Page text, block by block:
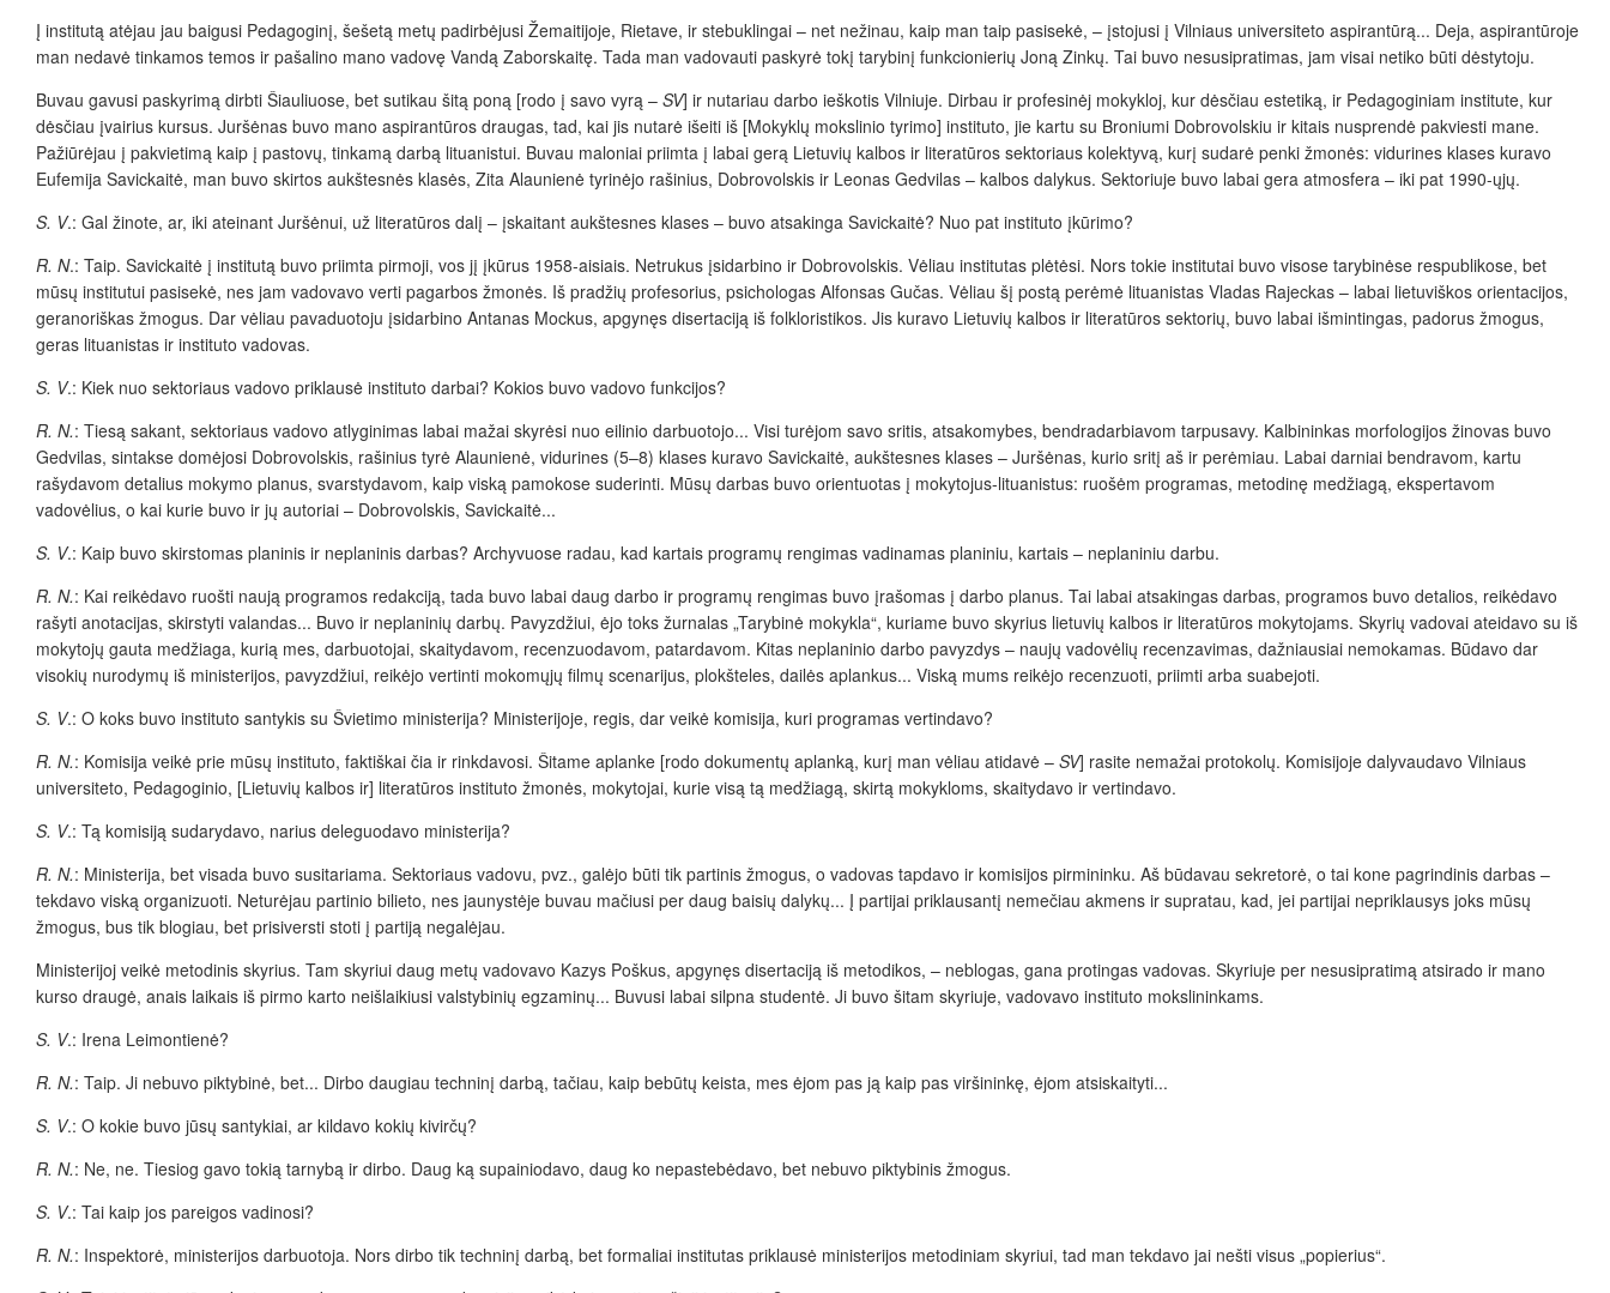
Į institutą atėjau jau baigusi Pedagoginį, šešetą metų padirbėjusi Žemaitijoje, Rietave, ir stebuklingai – net nežinau, kaip man taip pasisekė, – įstojusi į Vilniaus universiteto aspirantūrą... Deja, aspirantūroje
man nedavė tinkamos temos ir pašalino mano vadovę Vandą Zaborskaitę. Tada man vadovauti paskyrė tokį tarybinį funkcionierių Joną Zinkų. Tai buvo nesusipratimas, jam visai netiko būti dėstytoju.
Buvau gavusi paskyrimą dirbti Šiauliuose, bet sutikau šitą poną [rodo į savo vyrą – SV] ir nutariau darbo ieškotis Vilniuje. Dirbau ir profesinėj mokykloj, kur dėsčiau estetiką, ir Pedagoginiam institute, kur
dėsčiau įvairius kursus. Juršėnas buvo mano aspirantūros draugas, tad, kai jis nutarė išeiti iš [Mokyklų mokslinio tyrimo] instituto, jie kartu su Broniumi Dobrovolskiu ir kitais nusprendė pakviesti mane.
Pažiūrėjau į pakvietimą kaip į pastovų, tinkamą darbą lituanistui. Buvau maloniai priimta į labai gerą Lietuvių kalbos ir literatūros sektoriaus kolektyvą, kurį sudarė penki žmonės: vidurines klases kuravo
Eufemija Savickaitė, man buvo skirtos aukštesnės klasės, Zita Alaunienė tyrinėjo rašinius, Dobrovolskis ir Leonas Gedvilas – kalbos dalykus. Sektoriuje buvo labai gera atmosfera – iki pat 1990-ųjų.
S. V.: Gal žinote, ar, iki ateinant Juršėnui, už literatūros dalį – įskaitant aukštesnes klases – buvo atsakinga Savickaitė? Nuo pat instituto įkūrimo?
R. N.: Taip. Savickaitė į institutą buvo priimta pirmoji, vos jį įkūrus 1958-aisiais. Netrukus įsidarbino ir Dobrovolskis. Vėliau institutas plėtėsi. Nors tokie institutai buvo visose tarybinėse respublikose, bet
mūsų institutui pasisekė, nes jam vadovavo verti pagarbos žmonės. Iš pradžių profesorius, psichologas Alfonsas Gučas. Vėliau šį postą perėmė lituanistas Vladas Rajeckas – labai lietuviškos orientacijos,
geranoriškas žmogus. Dar vėliau pavaduotoju įsidarbino Antanas Mockus, apgynęs disertaciją iš folkloristikos. Jis kuravo Lietuvių kalbos ir literatūros sektorių, buvo labai išmintingas, padorus žmogus,
geras lituanistas ir instituto vadovas.
S. V.: Kiek nuo sektoriaus vadovo priklausė instituto darbai? Kokios buvo vadovo funkcijos?
R. N.: Tiesą sakant, sektoriaus vadovo atlyginimas labai mažai skyrėsi nuo eilinio darbuotojo... Visi turėjom savo sritis, atsakomybes, bendradarbiavom tarpusavy. Kalbininkas morfologijos žinovas buvo
Gedvilas, sintakse domėjosi Dobrovolskis, rašinius tyrė Alaunienė, vidurines (5–8) klases kuravo Savickaitė, aukštesnes klases – Juršėnas, kurio sritį aš ir perėmiau. Labai darniai bendravom, kartu
rašydavom detalius mokymo planus, svarstydavom, kaip viską pamokose suderinti. Mūsų darbas buvo orientuotas į mokytojus-lituanistus: ruošėm programas, metodinę medžiagą, ekspertavom
vadovėlius, o kai kurie buvo ir jų autoriai – Dobrovolskis, Savickaitė...
S. V.: Kaip buvo skirstomas planinis ir neplaninis darbas? Archyvuose radau, kad kartais programų rengimas vadinamas planiniu, kartais – neplaniniu darbu.
R. N.: Kai reikėdavo ruošti naują programos redakciją, tada buvo labai daug darbo ir programų rengimas buvo įrašomas į darbo planus. Tai labai atsakingas darbas, programos buvo detalios, reikėdavo
rašyti anotacijas, skirstyti valandas... Buvo ir neplaninių darbų. Pavyzdžiui, ėjo toks žurnalas „Tarybinė mokykla“, kuriame buvo skyrius lietuvių kalbos ir literatūros mokytojams. Skyrių vadovai ateidavo su iš
mokytojų gauta medžiaga, kurią mes, darbuotojai, skaitydavom, recenzuodavom, patardavom. Kitas neplaninio darbo pavyzdys – naujų vadovėlių recenzavimas, dažniausiai nemokamas. Būdavo dar
visokių nurodymų iš ministerijos, pavyzdžiui, reikėjo vertinti mokomųjų filmų scenarijus, plokšteles, dailės aplankus... Viską mums reikėjo recenzuoti, priimti arba suabejoti.
S. V.: O koks buvo instituto santykis su Švietimo ministerija? Ministerijoje, regis, dar veikė komisija, kuri programas vertindavo?
R. N.: Komisija veikė prie mūsų instituto, faktiškai čia ir rinkdavosi. Šitame aplanke [rodo dokumentų aplanką, kurį man vėliau atidavė – SV] rasite nemažai protokolų. Komisijoje dalyvaudavo Vilniaus
universiteto, Pedagoginio, [Lietuvių kalbos ir] literatūros instituto žmonės, mokytojai, kurie visą tą medžiagą, skirtą mokykloms, skaitydavo ir vertindavo.
S. V.: Tą komisiją sudarydavo, narius deleguodavo ministerija?
R. N.: Ministerija, bet visada buvo susitariama. Sektoriaus vadovu, pvz., galėjo būti tik partinis žmogus, o vadovas tapdavo ir komisijos pirmininku. Aš būdavau sekretorė, o tai kone pagrindinis darbas –
tekdavo viską organizuoti. Neturėjau partinio bilieto, nes jaunystėje buvau mačiusi per daug baisių dalykų... Į partijai priklausantį nemečiau akmens ir supratau, kad, jei partijai nepriklausys joks mūsų
žmogus, bus tik blogiau, bet prisiversti stoti į partiją negalėjau.
Ministerijoj veikė metodinis skyrius. Tam skyriui daug metų vadovavo Kazys Poškus, apgynęs disertaciją iš metodikos, – neblogas, gana protingas vadovas. Skyriuje per nesusipratimą atsirado ir mano
kurso draugė, anais laikais iš pirmo karto neišlaikiusi valstybinių egzaminų... Buvusi labai silpna studentė. Ji buvo šitam skyriuje, vadovavo instituto mokslininkams.
S. V.: Irena Leimontienė?
R. N.: Taip. Ji nebuvo piktybinė, bet... Dirbo daugiau techninį darbą, tačiau, kaip bebūtų keista, mes ėjom pas ją kaip pas viršininkę, ėjom atsiskaityti...
S. V.: O kokie buvo jūsų santykiai, ar kildavo kokių kivirčų?
R. N.: Ne, ne. Tiesiog gavo tokią tarnybą ir dirbo. Daug ką supainiodavo, daug ko nepastebėdavo, bet nebuvo piktybinis žmogus.
S. V.: Tai kaip jos pareigos vadinosi?
R. N.: Inspektorė, ministerijos darbuotoja. Nors dirbo tik techninį darbą, bet formaliai institutas priklausė ministerijos metodiniam skyriui, tad man tekdavo jai nešti visus „popierius“.